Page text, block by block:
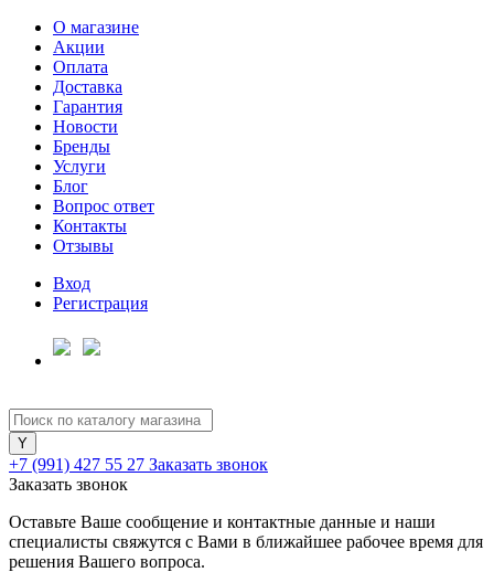
О магазине
Акции
Оплата
Доставка
Гарантия
Новости
Бренды
Услуги
Блог
Вопрос ответ
Контакты
Отзывы
Вход
Регистрация
+7 (991) 427 55 27 Заказать звонок
Заказать звонок
Оставьте Ваше сообщение и контактные данные и наши
специалисты свяжутся с Вами в ближайшее рабочее время для
решения Вашего вопроса.
Для клиентов всех банков
Разбейте
оплатуна части
без переплат
График платежей
Сегодня
25%
Добавляйте товары
в корзину